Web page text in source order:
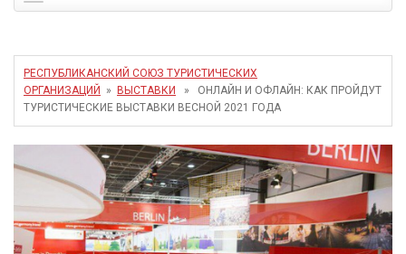
navigation
РЕСПУБЛИКАНСКИЙ СОЮЗ ТУРИСТИЧЕСКИХ
ОРГАНИЗАЦИЙ
» ВЫСТАВКИ
» ОНЛАЙН И ОФЛАЙН: КАК ПРОЙДУТ
ТУРИСТИЧЕСКИЕ ВЫСТАВКИ ВЕСНОЙ 2021 ГОДА